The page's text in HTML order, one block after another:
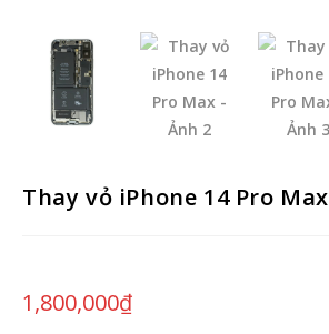
Thay vỏ iPhone 14 Pro Max
1,800,000₫